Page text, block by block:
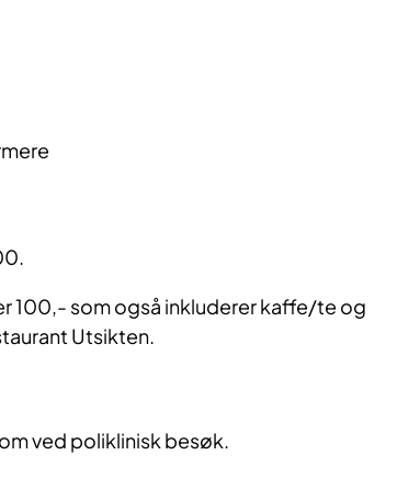
100,- som også inkluderer kaffe/te og
Utsikten.
ved poliklinisk besøk.